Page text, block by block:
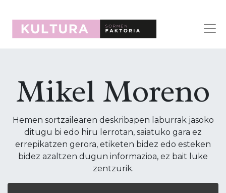
Mikel Moreno
Hemen sortzailearen deskribapen laburrak jasoko
ditugu bi edo hiru lerrotan, saiatuko gara ez
errepikatzen gerora, etiketen bidez edo esteken
bidez azaltzen dugun informazioa, ez bait luke
zentzurik.